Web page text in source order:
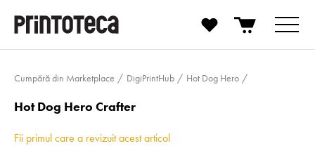
Cumpără din Marketplace DigiPrintHub Hot Dog Hero
Hot Dog Hero Crafter
Fii primul care a revizuit acest articol